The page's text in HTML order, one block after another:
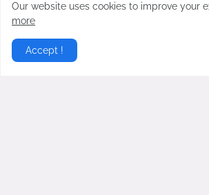
Our website uses cookies to improve your
more
Accept !